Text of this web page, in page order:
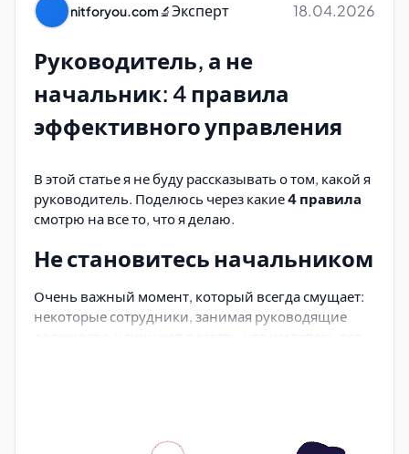
nitforyou.com🔬Эксперт 18.04.2026
Руководитель, а не
начальник: 4 правила
эффективного управления
В этой статье я не буду рассказывать о том, какой я
руководитель. Поделюсь через какие4 правила
смотрю на все то, что я делаю.
Не становитесь начальником
Очень важный момент, который всегда смущает:
некоторые сотрудники, занимая руководящие
Цитата: "Люби Спартак в себе - а не себя в